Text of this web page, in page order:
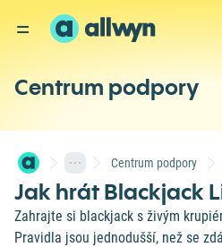
Centrum podpory
Centrum podpory
Jak hrát Blackjack
Zahrajte si blackjack s živým
Pravidla jsou jednodušší, než se